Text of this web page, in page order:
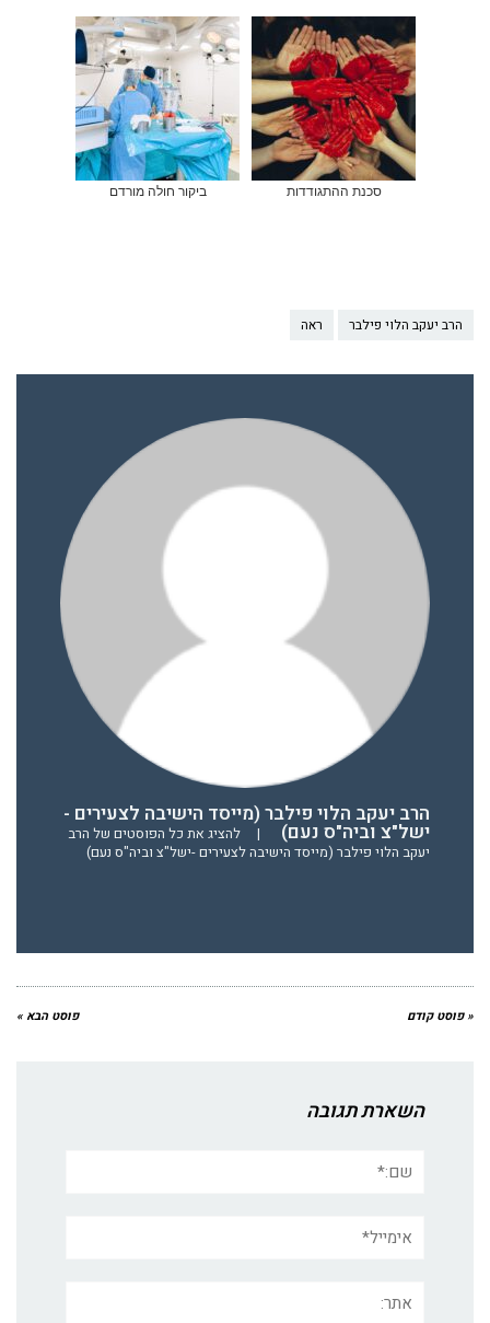
סכנת ההתגודדות ביקור חולה מורדם
הרב יעקב הלוי פילבר ראה
הרב יעקב הלוי פילבר (מייסד הישיבה לצעירים -
ישל"צ וביה"ס נעם) |
להציג את כל הפוסטים של הרב
יעקב הלוי פילבר (מייסד הישיבה לצעירים -ישל"צ וביה"ס נעם)
« פוסט קודם פוסט הבא »
השארת תגובה